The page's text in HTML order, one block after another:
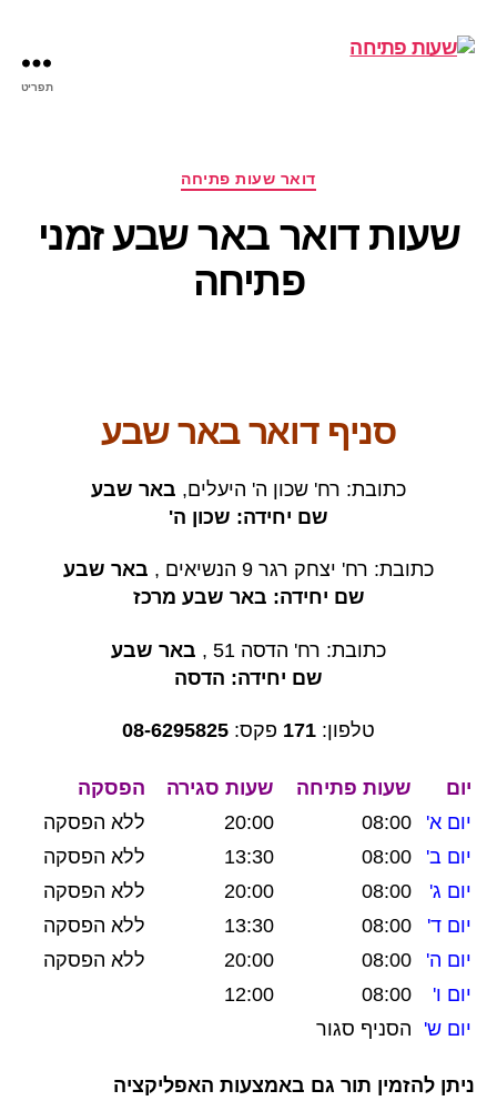
תפריט
קטגוריות
דואר שעות פתיחה
שעות דואר באר שבע זמני
פתיחה
סניף דואר באר שבע
כתובת: רח' שכון ה' היעלים, באר שבע
שם יחידה: שכון ה'
כתובת: רח' יצחק רגר 9 הנשיאים ,
באר שבע
שם יחידה: באר שבע מרכז
כתובת: רח' הדסה 51 ,
באר שבע
שם יחידה: הדסה
טלפון: 171 פקס: 08-6295825
יום שעות פתיחה שעות סגירה
הפסקה
יום א'
08:00
20:00
ללא הפסקה
יום ב'
08:00
13:30
ללא הפסקה
יום ג'
08:00
20:00
ללא הפסקה
יום ד'
08:00
13:30
ללא הפסקה
יום ה'
08:00
20:00
ללא הפסקה
יום ו'
08:00
12:00
יום ש'
הסניף סגור
ניתן להזמין תור גם באמצעות האפליקציה